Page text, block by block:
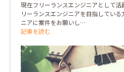
現在フリーランスエンジニアとして
リーランスエンジニアを目指してい
ニアに案件をお願いし…
記事を読む